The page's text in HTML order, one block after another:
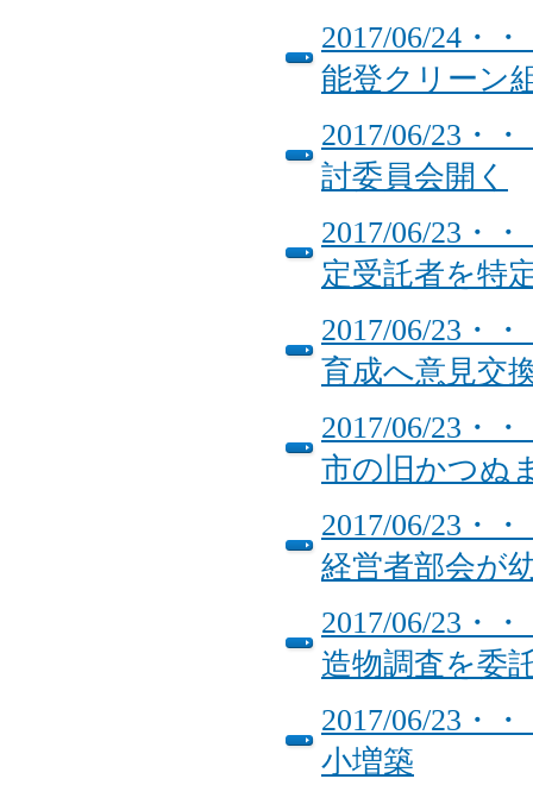
2017/06/24・
能登クリーン
2017/06/23・
討委員会開く
2017/06/23・
定受託者を特
2017/06/23・
育成へ意見交
2017/06/23・
市の旧かつぬ
2017/06/23・
経営者部会が
2017/06/23・
造物調査を委
2017/06/23・
小増築